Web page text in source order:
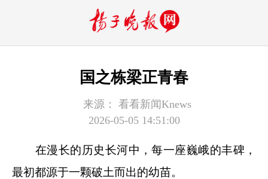
国之栋梁正青春
来源：
看看新闻Knews
2026-05-05 14:51:00
在漫长的历史长河中，每一座巍峨的丰碑，
最初都源于一颗破土而出的幼苗。